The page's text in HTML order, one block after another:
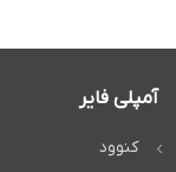
آمپلی فایر
کنوود